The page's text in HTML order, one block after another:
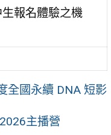
報名體驗之機
全國永續 DNA 短影
主播營